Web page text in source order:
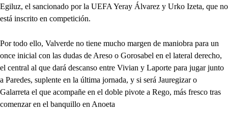
Egiluz, el sancionado por la UEFA Yeray Álvarez y Urko Izeta, que no
está inscrito en competición.
Por todo ello, Valverde no tiene mucho margen de maniobra para un
once inicial con las dudas de Areso o Gorosabel en el lateral derecho,
el central al que dará descanso entre Vivian y Laporte para jugar junto
a Paredes, suplente en la última jornada, y si será Jauregizar o
Galarreta el que acompañe en el doble pivote a Rego, más fresco tras
comenzar en el banquillo en Anoeta